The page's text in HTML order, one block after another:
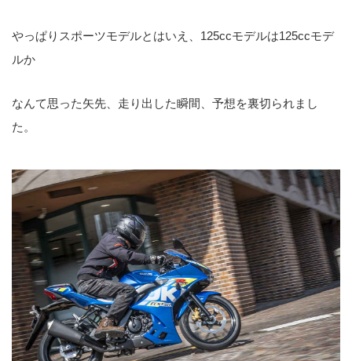
やっぱりスポーツモデルとはいえ、125ccモデルは125ccモデ
ルか
なんて思った矢先、走り出した瞬間、予想を裏切られまし
た。